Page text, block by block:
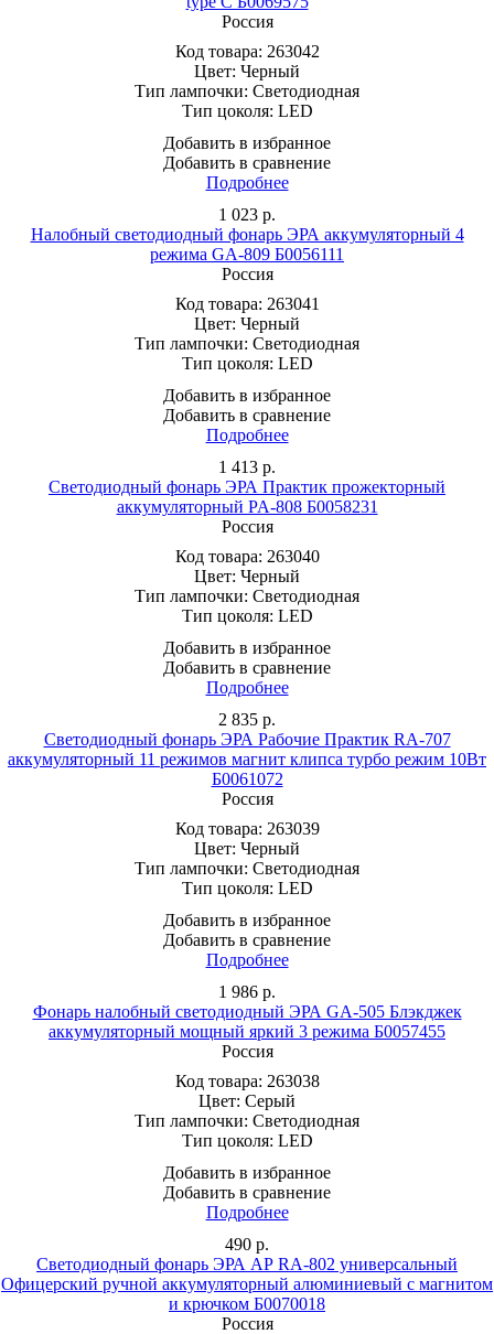
Россия
Код товара: 263042
Цвет: Черный
Тип лампочки: Светодиодная
Тип цоколя: LED
Добавить в избранное
Добавить в сравнение
Подробнее
1 023 р.
Налобный светодиодный фонарь ЭРА аккумуляторный 4
режима GA-809 Б0056111
Россия
Код товара: 263041
Цвет: Черный
Тип лампочки: Светодиодная
Тип цоколя: LED
Добавить в избранное
Добавить в сравнение
Подробнее
1 413 р.
Светодиодный фонарь ЭРА Практик прожекторный
аккумуляторный PA-808 Б0058231
Россия
Код товара: 263040
Цвет: Черный
Тип лампочки: Светодиодная
Тип цоколя: LED
Добавить в избранное
Добавить в сравнение
Подробнее
2 835 р.
Светодиодный фонарь ЭРА Рабочие Практик RA-707
аккумуляторный 11 режимов магнит клипса турбо режим 10Вт
Б0061072
Россия
Код товара: 263039
Цвет: Черный
Тип лампочки: Светодиодная
Тип цоколя: LED
Добавить в избранное
Добавить в сравнение
Подробнее
1 986 р.
Фонарь налобный светодиодный ЭРА GA-505 Блэкджек
аккумуляторный мощный яркий 3 режима Б0057455
Россия
Код товара: 263038
Цвет: Серый
Тип лампочки: Светодиодная
Тип цоколя: LED
Добавить в избранное
Добавить в сравнение
Подробнее
490 р.
Светодиодный фонарь ЭРА АР RA-802 универсальный
Офицерский ручной аккумуляторный алюминиевый с магнитом
и крючком Б0070018
Россия